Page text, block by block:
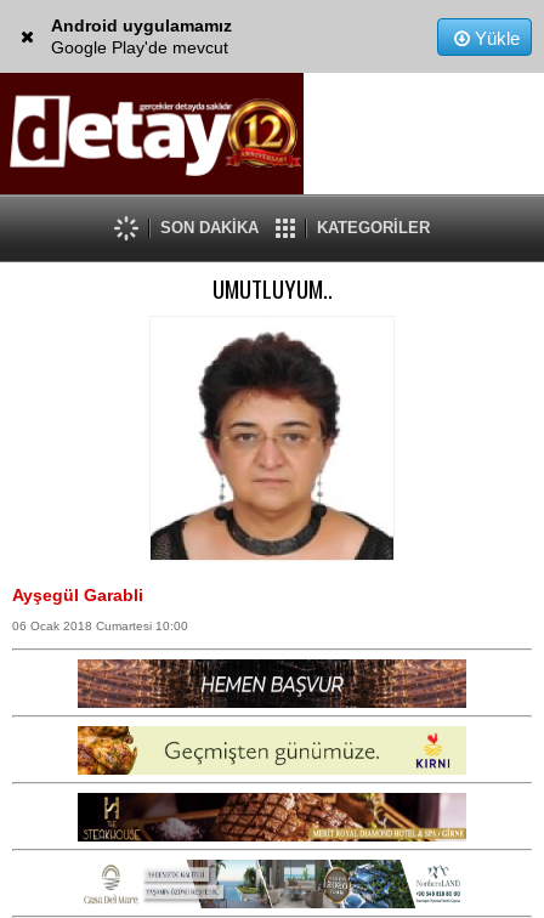
Android uygulamamız
Google Play'de mevcut
Yükle
SON DAKİKA KATEGORİLER
UMUTLUYUM..
Ayşegül Garabli
06 Ocak 2018 Cumartesi 10:00